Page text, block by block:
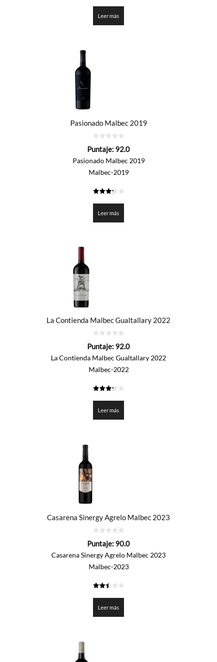
Leer más
Pasionado Malbec 2019
de
Puntaje: 92.0
Pasionado Malbec 2019
Malbec-2019
de 5
Leer más
La Contienda Malbec Gualtallary 2022
de
Puntaje: 92.0
La Contienda Malbec Gualtallary 2022
Malbec-2022
de 5
Leer más
Casarena Sinergy Agrelo Malbec 2023
de
Puntaje: 90.0
Casarena Sinergy Agrelo Malbec 2023
Malbec-2023
de 5
Leer más